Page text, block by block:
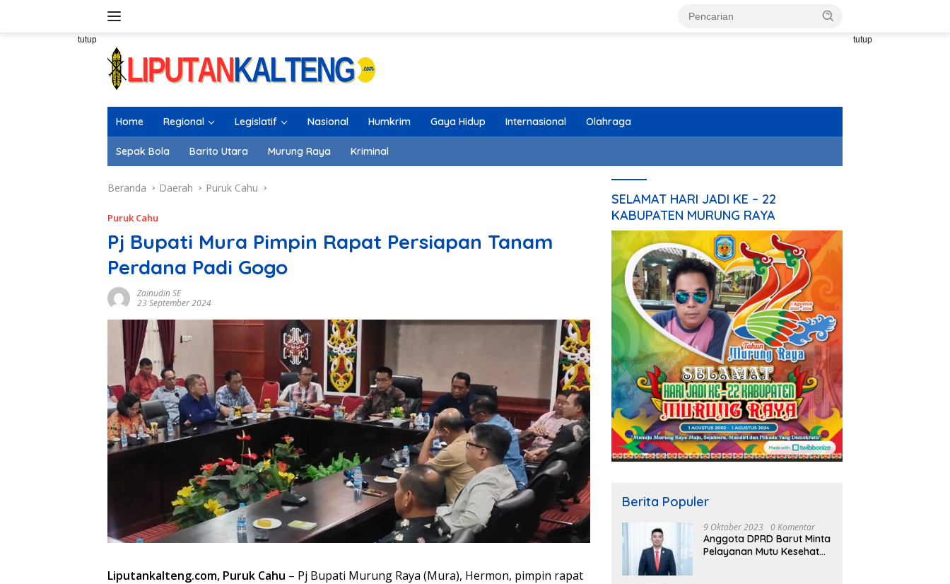
tutup tutup
Home Regional Legislatif Nasional Humkrim Gaya Hidup Internasional Olahraga
Sepak Bola Barito Utara Murung Raya Kriminal
Beranda Daerah Puruk Cahu
Puruk Cahu
Pj Bupati Mura Pimpin Rapat Persiapan Tanam
Perdana Padi Gogo
Zainudin SE
23 September 2024
Liputankalteng.com, Puruk Cahu – Pj Bupati Murung Raya (Mura), Hermon, pimpin rapat
SELAMAT HARI JADI KE – 22
KABUPATEN MURUNG RAYA
Berita Populer
9 Oktober 2023 0 Komentar
Anggota DPRD Barut Minta
Pelayanan Mutu Kesehatan